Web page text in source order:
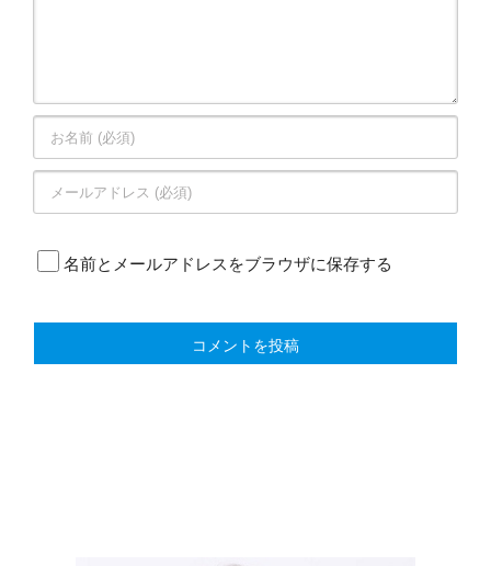
名前とメールアドレスをブラウザに保存する